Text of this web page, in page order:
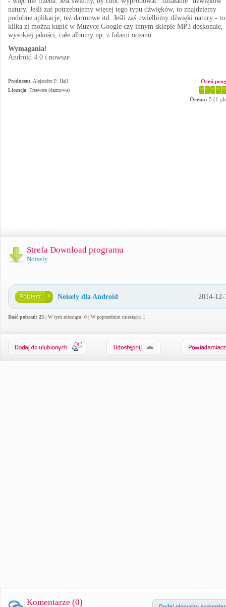
natury. Jeśli zaś potrzebujemy więcej tego typu dźwięków, to znajdziemy
podobne aplikacje; też darmowe itd. Jeśli zaś uwielbimy dźwięki natury - to
kilka zł można kupić w Muzyce Google czy innym sklepie MP3 doskonałe,
wysokiej jakości, całe albumy np. z falami oceanu.
Wymagania!
Android 4.0 i nowsze
Producent: Alejandro P. Hall
Licencja: Freeware (darmowa)
Oceń
Ocena: 5 (1
Strefa Download programu
Noisely
Noisely dla Android 2014-12-
Ilość pobrań: 23 | W tym miesiącu: 0 | W poprzednim miesiącu: 1
0
Komentarze (0)